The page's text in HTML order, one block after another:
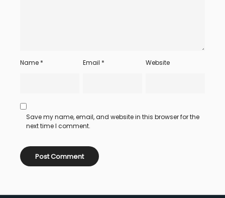
Name * Email * Website
Save my name, email, and website in this browser for the
next time I comment.